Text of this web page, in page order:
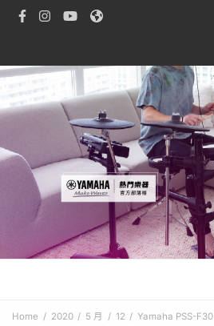
Home 2020 5 月 12
Yamaha PSS-F30